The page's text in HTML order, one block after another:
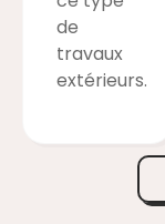
de
travaux
extérieurs.